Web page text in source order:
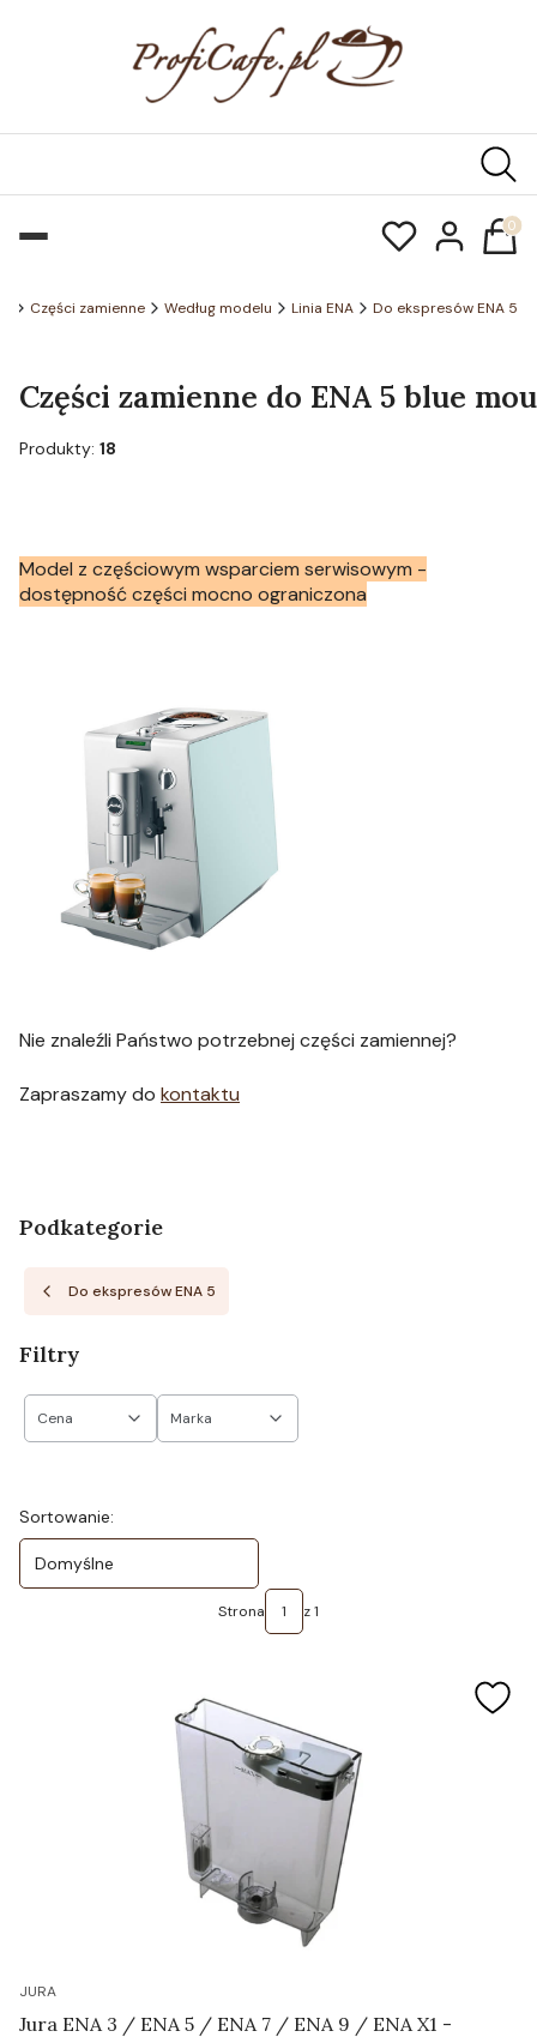
Części zamienne Według modelu Linia ENA Do ekspresów ENA 5
Części zamienne do ENA 5 blue
Produkty: 18
Model z częściowym wsparciem serwisowym -
dostępność części mocno ograniczona
Nie znaleźli Państwo potrzebnej części zamiennej?
Zapraszamy do kontaktu
Podkategorie
Do ekspresów ENA 5
Filtry
Cena Marka
Lista produktów
Sortowanie:
Domyślne
Strona z 1
JURA
Jura ENA 3 / ENA 5 / ENA 7 / ENA 9 / ENA X1 -